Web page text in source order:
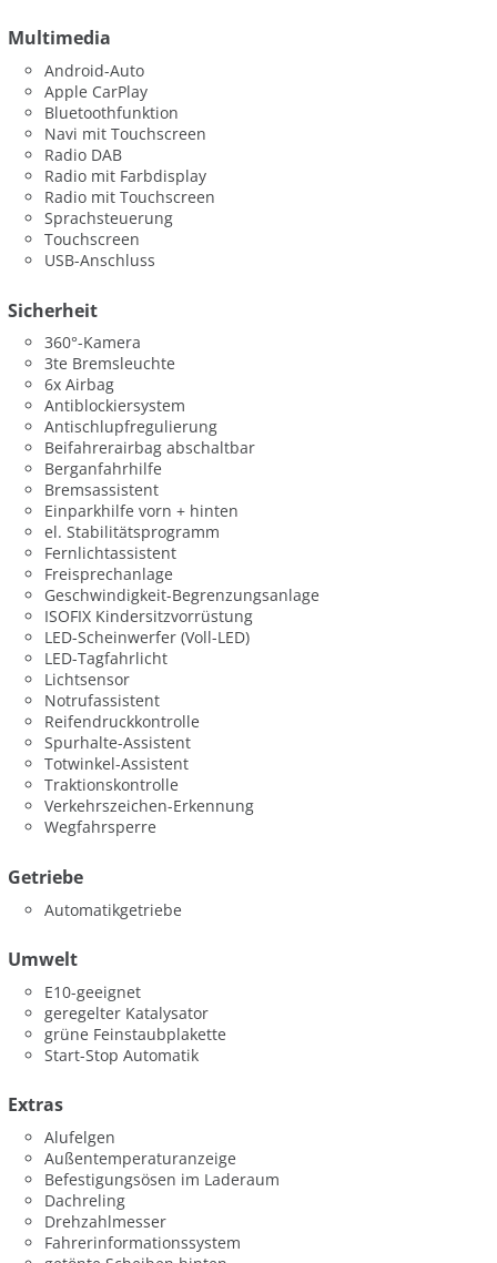
Multimedia
Android-Auto
Apple CarPlay
Bluetoothfunktion
Navi mit Touchscreen
Radio DAB
Radio mit Farbdisplay
Radio mit Touchscreen
Sprachsteuerung
Touchscreen
USB-Anschluss
Sicherheit
360°-Kamera
3te Bremsleuchte
6x Airbag
Antiblockiersystem
Antischlupfregulierung
Beifahrerairbag abschaltbar
Berganfahrhilfe
Bremsassistent
Einparkhilfe vorn + hinten
el. Stabilitätsprogramm
Fernlichtassistent
Freisprechanlage
Geschwindigkeit-Begrenzungsanlage
ISOFIX Kindersitzvorrüstung
LED-Scheinwerfer (Voll-LED)
LED-Tagfahrlicht
Lichtsensor
Notrufassistent
Reifendruckkontrolle
Spurhalte-Assistent
Totwinkel-Assistent
Traktionskontrolle
Verkehrszeichen-Erkennung
Wegfahrsperre
Getriebe
Automatikgetriebe
Umwelt
E10-geeignet
geregelter Katalysator
grüne Feinstaubplakette
Start-Stop Automatik
Extras
Alufelgen
Außentemperaturanzeige
Befestigungsösen im Laderaum
Dachreling
Drehzahlmesser
Fahrerinformationssystem